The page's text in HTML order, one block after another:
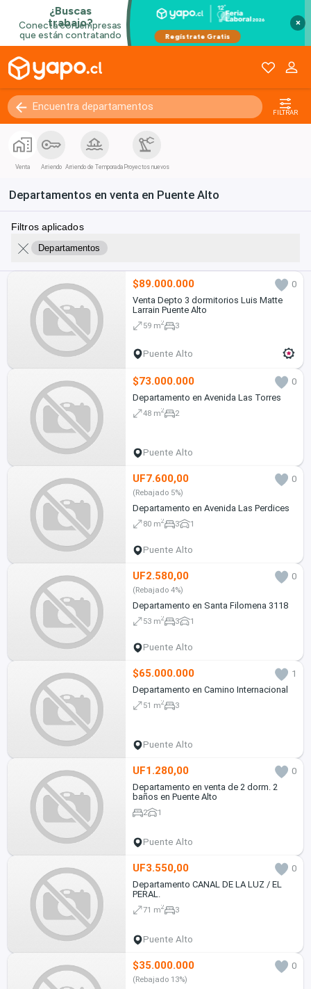
×
FILTRAR
Venta Arriendo Arriendo de Temporada Proyectos nuevos
Departamentos en venta en Puente Alto
Filtros aplicados
Departamentos
$89.000.000
0
Venta Depto 3 dormitorios Luis Matte
Larrain Puente Alto
59 m2 3
Puente Alto
$73.000.000
0
Departamento en Avenida Las Torres
48 m2 2
Puente Alto
UF7.600,00 0
(Rebajado 5%)
Departamento en Avenida Las Perdices
80 m2 3 1
Puente Alto
UF2.580,00 0
(Rebajado 4%)
Departamento en Santa Filomena 3118
53 m2 3 1
Puente Alto
$65.000.000
1
Departamento en Camino Internacional
51 m2 3
Puente Alto
UF1.280,00
0
Departamento en venta de 2 dorm. 2
baños en Puente Alto
2 1
Puente Alto
UF3.550,00
0
Departamento CANAL DE LA LUZ / EL
PERAL.
71 m2 3
Puente Alto
$35.000.000 0
(Rebajado 13%)